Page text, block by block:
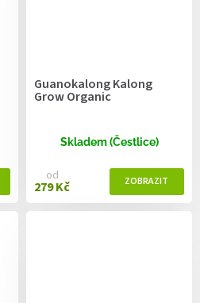
Guanokalong Kalong
Grow Organic
Skladem (Čestlice)
od
279 Kč